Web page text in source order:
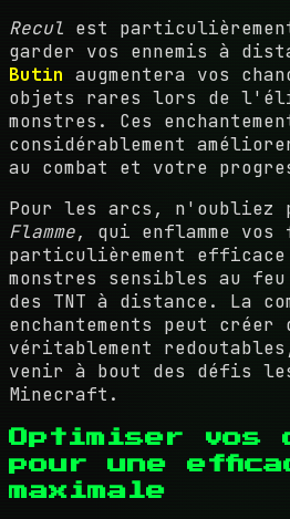
Recul est
garder vos ennemis à
Butin augmentera vos
objets rares lors de
monstres. Ces
considérablement
au combat et votre
Pour les arcs, n'oubliez
Flamme, qui enflamme
particulièrement
monstres sensibles au
des TNT à distance. La
enchantements peut créer
véritablement
venir à bout des défis
Minecraft.
Optimiser vos
pour une
maximale